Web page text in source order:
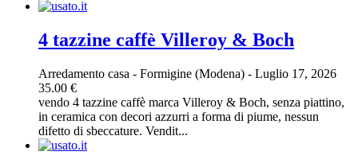
4 tazzine caffè Villeroy & Boch
Arredamento casa - Formigine (Modena) - Luglio 17, 2026
35.00 €
vendo 4 tazzine caffè marca Villeroy & Boch, senza piattino,
in ceramica con decori azzurri a forma di piume, nessun
difetto di sbeccature. Vendit...